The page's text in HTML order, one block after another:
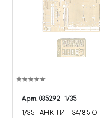
Арт. 035292 1/35
1/35 ТАНК ТИП 34/85 ОТ